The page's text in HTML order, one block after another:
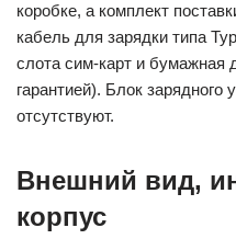
коробке, а комплект
кабель для зарядки типа
слота сим-карт и бумажная
гарантией). Блок зарядного
отсутствуют.
Внешний вид,
корпус